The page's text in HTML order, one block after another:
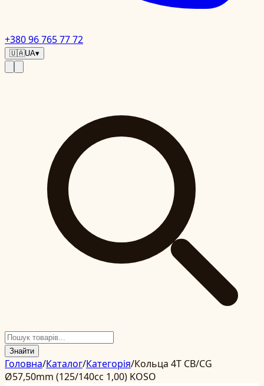
+380 96 765 77 72
🇺🇦UA▾
Знайти
Головна/Каталог/Категорія/Кольца 4T CB/CG
Ø57,50mm (125/140cc 1,00) KOSO